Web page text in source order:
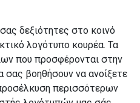
δεξιότητες στο κοινό
λογότυπο κουρέα. Τα
που προσφέρονται στην
βοηθήσουν να ανοίξετε
περισσότερων